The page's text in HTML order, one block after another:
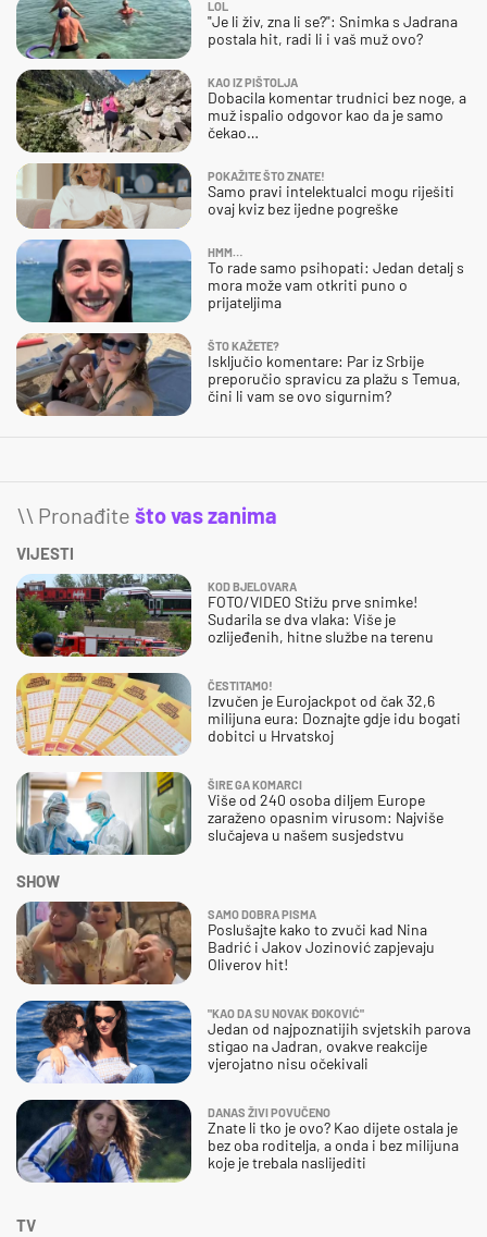
LOL
"Je li živ, zna li se?": Snimka s Jadrana
postala hit, radi li i vaš muž ovo?
KAO IZ PIŠTOLJA
Dobacila komentar trudnici bez noge, a
muž ispalio odgovor kao da je samo
čekao…
POKAŽITE ŠTO ZNATE!
Samo pravi intelektualci mogu riješiti
ovaj kviz bez ijedne pogreške
HMM…
To rade samo psihopati: Jedan detalj s
mora može vam otkriti puno o
prijateljima
ŠTO KAŽETE?
Isključio komentare: Par iz Srbije
preporučio spravicu za plažu s Temua,
čini li vam se ovo sigurnim?
\\ Pronađite što vas zanima
VIJESTI
KOD BJELOVARA
FOTO/VIDEO Stižu prve snimke!
Sudarila se dva vlaka: Više je
ozlijeđenih, hitne službe na terenu
ČESTITAMO!
Izvučen je Eurojackpot od čak 32,6
milijuna eura: Doznajte gdje idu bogati
dobitci u Hrvatskoj
ŠIRE GA KOMARCI
Više od 240 osoba diljem Europe
zaraženo opasnim virusom: Najviše
slučajeva u našem susjedstvu
SHOW
SAMO DOBRA PISMA
Poslušajte kako to zvuči kad Nina
Badrić i Jakov Jozinović zapjevaju
Oliverov hit!
"KAO DA SU NOVAK ĐOKOVIĆ"
Jedan od najpoznatijih svjetskih parova
stigao na Jadran, ovakve reakcije
vjerojatno nisu očekivali
DANAS ŽIVI POVUČENO
Znate li tko je ovo? Kao dijete ostala je
bez oba roditelja, a onda i bez milijuna
koje je trebala naslijediti
TV